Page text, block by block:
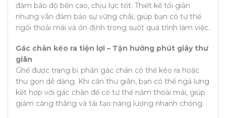
đảm bảo độ bền cao, chịu lực tốt. Thiết kế tối giản
nhưng vẫn đảm bảo sự vững chãi, giúp bạn có tư thế
ngồi thoải mái và ổn định trong suốt quá trình làm việc.
Gác chân kéo ra tiện lợi – Tận hưởng phút giây thư
giãn
Ghế được trang bị phần gác chân có thể kéo ra hoặc
thu gọn dễ dàng. Khi cần thư giãn, bạn có thể ngả lưng
kết hợp với gác chân để có tư thế nằm thoải mái, giúp
giảm căng thẳng và tái tạo năng lượng nhanh chóng.